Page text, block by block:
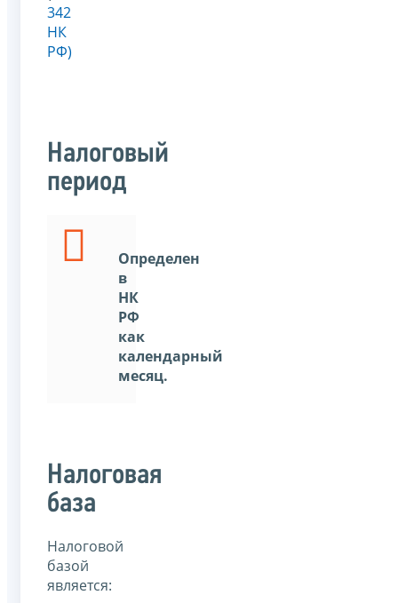
342
НК
РФ)
Налоговый
период
Определен
в
НК
РФ
как
календарный
месяц.
Налоговая
база
Налоговой
базой
является: